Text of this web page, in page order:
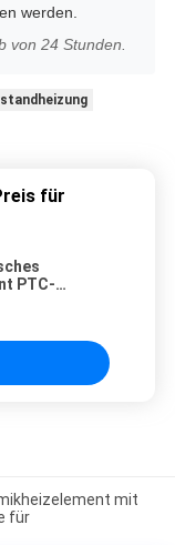
werden.
von 24 Stunden.
für
PTC-
cm
mit
für